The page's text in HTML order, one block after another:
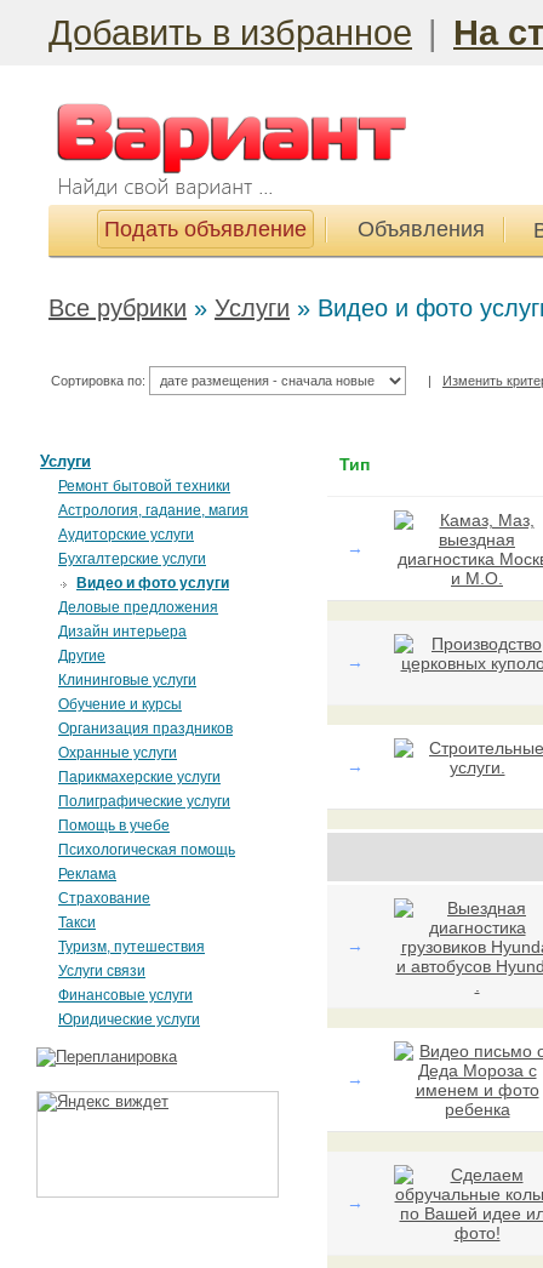
Добавить в избранное | На
Подать объявление Объявления
Все рубрики » Услуги » Видео и фото
Сортировка по: | Изменить
Услуги
Ремонт бытовой техники
Астрология, гадание, магия
Аудиторские услуги
Бухгалтерские услуги
Видео и фото услуги
Деловые предложения
Дизайн интерьера
Другие
Клининговые услуги
Обучение и курсы
Организация праздников
Охранные услуги
Парикмахерские услуги
Полиграфические услуги
Помощь в учебе
Психологическая помощь
Реклама
Страхование
Такси
Туризм, путешествия
Услуги связи
Финансовые услуги
Юридические услуги
Тип
→
→
→
→
→
→